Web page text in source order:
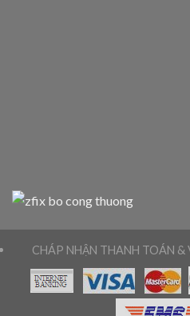
CHÁP NHẬN THANH TOÁN &